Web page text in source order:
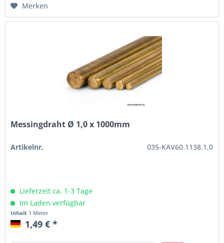
Merken
Messingdraht Ø 1,0 x 1000mm
Artikelnr. 035-KAV60.1138.1,0
Lieferzeit ca. 1-3 Tage
Im Laden verfügbar
Inhalt 1 Meter
1,49 € *